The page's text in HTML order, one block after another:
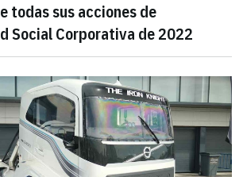
todas sus acciones de
Social Corporativa de 2022